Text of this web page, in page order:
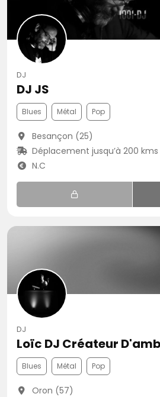
DJ
DJ JS
Blues Métal Pop
Besançon (25)
Déplacement jusqu’à 200 kms
N.C
DJ
Loïc DJ Créateur
Blues Métal Pop
Oron (57)